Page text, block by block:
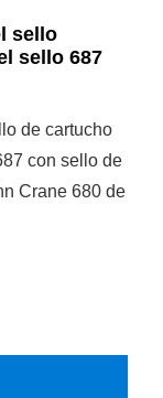
sello
sello 687
de cartucho
con sello de
Crane 680 de